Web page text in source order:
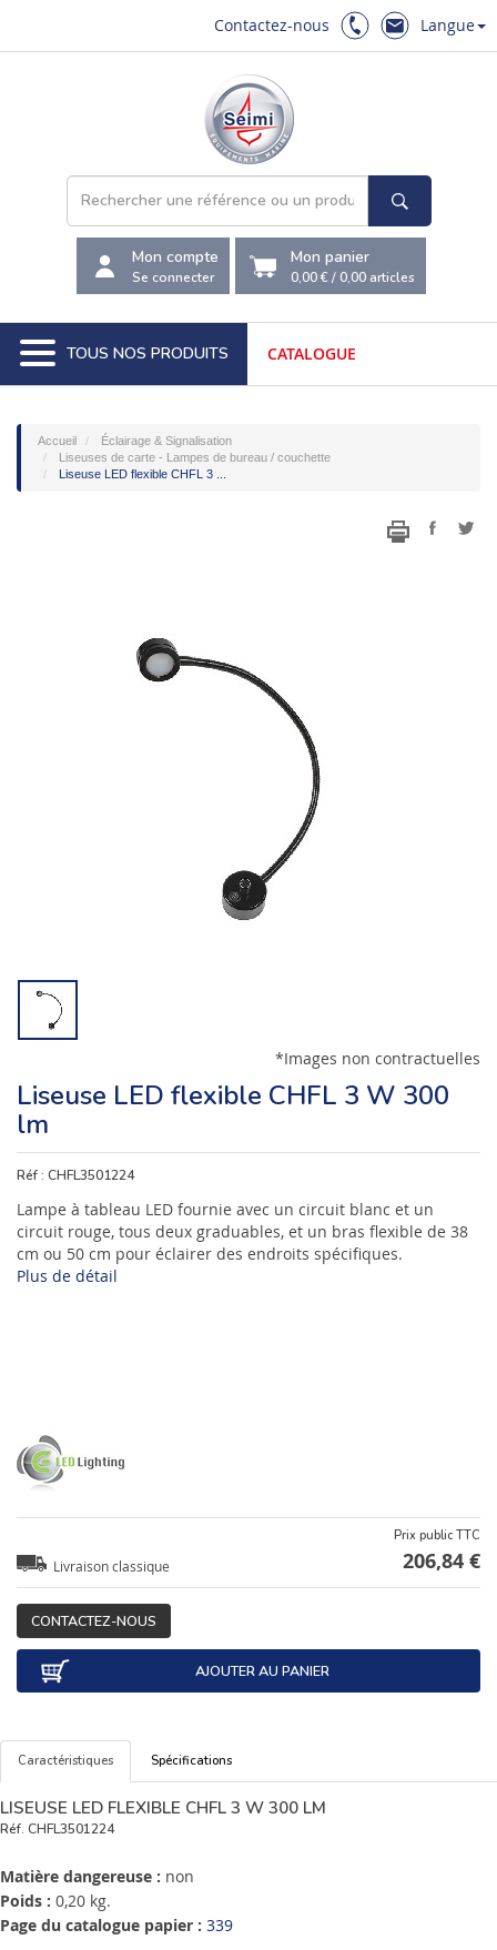
Contactez-nous Langue
Mon compte
Se connecter
Mon panier
0,00 €/0,00 articles
TOUS NOS PRODUITS CATALOGUE
Accueil
Éclairage & Signalisation
Liseuses de carte - Lampes de bureau / couchette
Liseuse LED flexible CHFL 3 ...
*Images non contractuelles
Liseuse LED flexible CHFL 3 W 300
lm
Réf : CHFL3501224
Lampe à tableau LED fournie avec un circuit blanc et un
circuit rouge, tous deux graduables, et un bras flexible de 38
cm ou 50 cm pour éclairer des endroits spécifiques.
Plus de détail
Livraison classique
Prix public TTC
206,84 €
CONTACTEZ-NOUS
AJOUTER AU PANIER
Caractéristiques Spécifications
LISEUSE LED FLEXIBLE CHFL 3 W 300 LM
Réf. CHFL3501224
Matière dangereuse : non
Poids : 0,20 kg.
Page du catalogue papier : 339